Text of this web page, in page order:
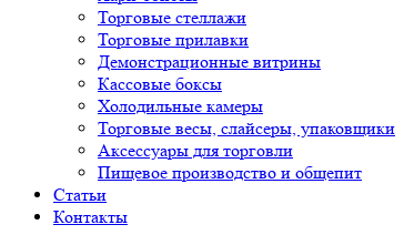
Торговые стеллажи
Торговые прилавки
Демонстрационные витрины
Кассовые боксы
Холодильные камеры
Торговые весы, слайсеры, упаковщики
Аксессуары для торговли
Пищевое производство и общепит
Статьи
Контакты